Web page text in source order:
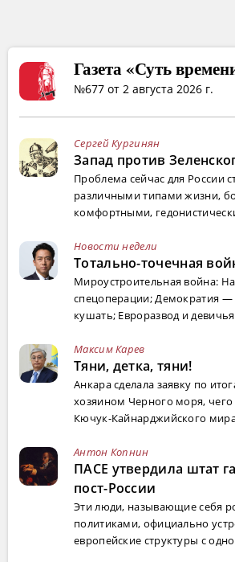
Газета «Суть
№677 от 2 августа 2026 г.
Сергей Кургинян
Запад против
Проблема сейчас для России
различными типами жизни,
комфортными,
Новости недели
Тотально-точечная
Мироустроительная война:
спецоперации; Демократия —
кушать; Евроразвод и
Максим Карев
Тяни, детка, тяни!
Анкара сделала заявку по
хозяином Черного моря,
Кючук-Кайнарджийского
Антон Копнин
ПАСЕ утвердила штат
пост-России
Эти люди, называющие себя
политиками, официально
европейские структуры с